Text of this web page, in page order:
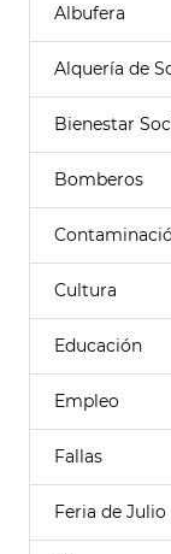
Albufera
Alquería de
Bienestar
Bomberos
Cultura
Educación
Empleo
Fallas
Feria de Julio